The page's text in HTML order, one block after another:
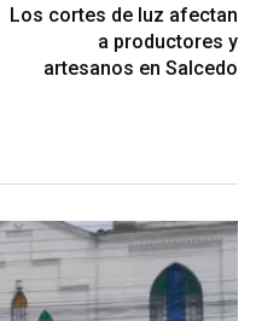
Los cortes de luz afectan
a productores y
artesanos en Salcedo